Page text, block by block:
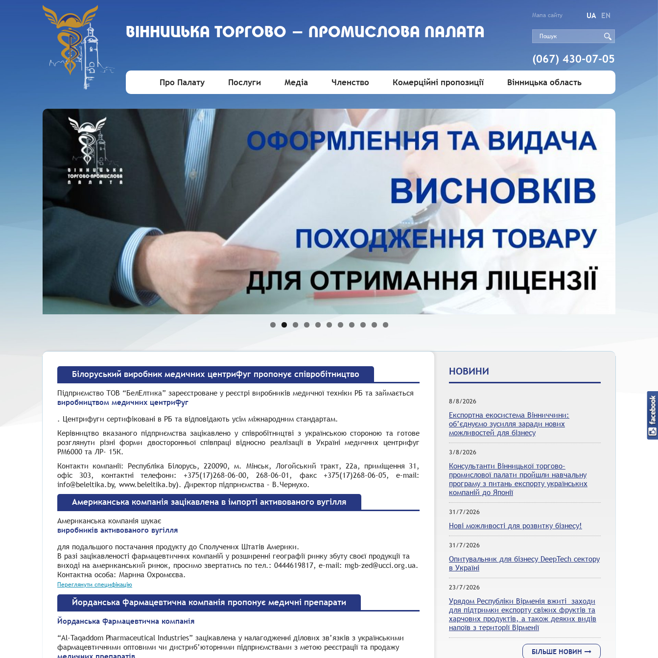
ВIННИЦЬКА ТОРГОВО - ПРОМИСЛОВА ПАЛАТА
Мапа сайту UA EN
(067) 430-07-05
Про Палату Послуги Медіа Членство Комерційні пропозиції Вінницька область
НОВИНИ
8/8/2026
Експортна екосистема Вінниччини:
об’єднуємо зусилля заради нових
можливостей для бізнесу
3/8/2026
Консультанти Вінницької торгово-
промислової палати пройшли навчальну
програму з питань експорту українських
компаній до Японії
31/7/2026
Нові можливості для розвитку бізнесу!
31/7/2026
Опитувальник для бізнесу DeepTech сектору
в Україні
23/7/2026
Урядом Республіки Вірменія вжиті заходи
для підтримки експорту свіжих фруктів та
харчових продуктів, а також деяких видів
напоїв з території Вірменії
БІЛЬШЕ НОВИН
Білоруський виробник медичних центрифуг пропонує співробітництво
Підприємство ТОВ “БелЕлтика” зареєстроване у реєстрі виробників медичної техніки РБ та займається
виробництвом медичних центрифуг
. Центрифуги сертифіковані в РБ та відповідають усім міжнародним стандартам.
Керівництво вказаного підприємства зацікавлено у співробітництві з українською стороною та готове
розглянути різні форми двосторонньої співпраці відносно реалізації в Україні медичних центрифуг
РМ6000 та ЛР- 15К.
Контакти компанії: Республіка Білорусь, 220090, м. Мінськ, Логойський тракт, 22а, приміщення 31,
офіс 303, контактні телефони: +375(17)268-06-00, 268-06-01, факс +375(17)268-06-05, e-mail:
info@beleltika.by, www.beleltika.by). Директор підприємства – В.Чернухо.
Американська компанія зацікавлена в імпорті активованого вугілля
Американська компанія шукає
виробників активованого вугілля
для подальшого постачання продукту до Сполучених Штатів Америки.
В разі зацікавленості фармацевтичних компаній у розширенні географії ринку збуту своєї продукції та
виході на американський ринок, просимо звертатись по тел.: 0444619817, e-mail: mgb-zed@ucci.org.ua.
Контактна особа: Марина Охромєєва.
Переглянути специфікацію
Йорданська фармацевтична компанія пропонує медичні препарати
Йорданська фармацевтична компанія
“Al-Taqaddom Pharmaceutical Industries” зацікавлена у налагодженні ділових зв’язків з українськими
фармацевтичними оптовими чи дистриб’юторними підприємствами з метою реєстрації та продажу